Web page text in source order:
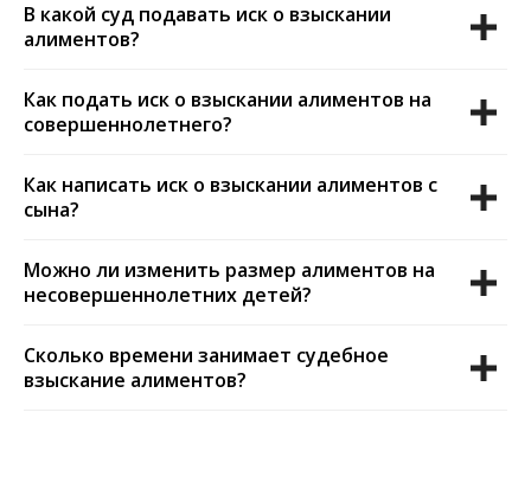
В какой суд подавать иск о взыскании
алиментов?
Как подать иск о взыскании алиментов на
совершеннолетнего?
Как написать иск о взыскании алиментов с
сына?
Можно ли изменить размер алиментов на
несовершеннолетних детей?
Сколько времени занимает судебное
взыскание алиментов?